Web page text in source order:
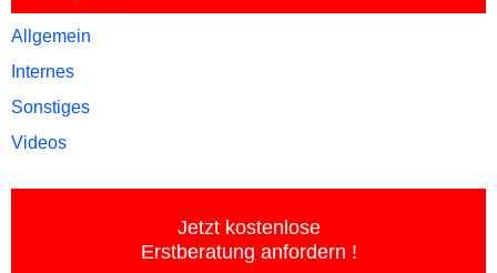
Allgemein
Internes
Sonstiges
Videos
Jetzt kostenlose
Erstberatung anfordern !